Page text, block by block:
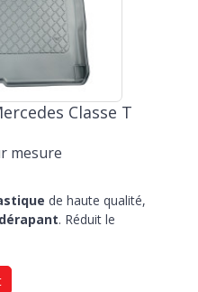
Classe T
mesure
de haute qualité,
. Réduit le